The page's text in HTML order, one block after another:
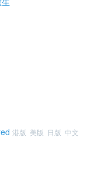
港版 美版 日版 中文